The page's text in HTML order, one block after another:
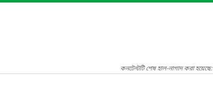
কনটেন্টটি শেষ হাল-নাগাদ করা